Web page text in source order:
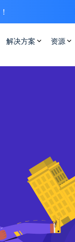
！
解决方案 资源